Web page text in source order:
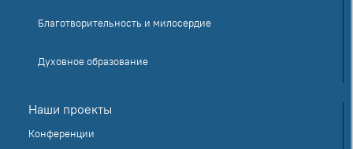
Благотворительность и милосердие
Духовное образование
Наши проекты
Конференции